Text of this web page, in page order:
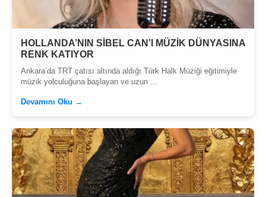
HOLLANDA’NIN SİBEL CAN’I MÜZİK DÜNYASINA
RENK KATIYOR
Ankara’da TRT çatısı altında aldığı Türk Halk Müziği eğitimiyle
müzik yolculuğuna başlayan ve uzun ...
Devamını Oku →